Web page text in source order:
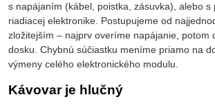
s napájaním (kábel, poistka, zásuvka), alebo s
riadiacej elektronike. Postupujeme od
zložitejším – najprv overíme napájanie, potom
dosku. Chybnú súčiastku meníme priamo na
výmeny celého elektronického modulu.
Kávovar je hlučný